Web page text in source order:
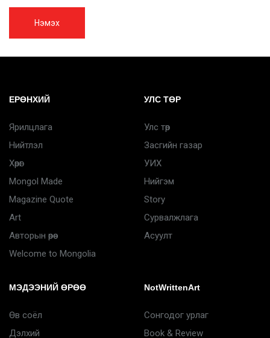
Нэмэх
ЕРӨНХИЙ
Ярилцлага
Нийтлэл
Хөрөг
Mongol Made
Magazine Quote
Art
Авторын өрөө
Welcome to Mongolia
УЛС ТӨР
Улс төр
Засгийн газар
УИХ
Нийгэм
Story
Сурвалжлага
Асуулт
МЭДЭЭНИЙ ӨРӨӨ
Өв соёл
Дэлхий
NotWrittenArt
Сонгодог урлаг
Book & Review